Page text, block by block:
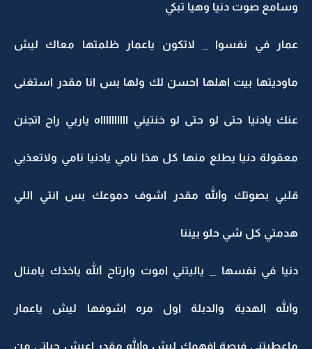
صوت دنيا وهيا تبكي
في نفسوا _ لاتكون ياعمار ظلمتها معاك ليش
بيت اهلها احسن لك ولها بس انا مقدر استغنى
يادنيا حتى لو حتى لو خنتيني ااااااااااه ياربي راح اتجنن
دنيا يطلع منها كل هذا نامي يادنيا نامي ولاتعذبي
بصوتك والله مقدر اشوف دموعك بس انتي اللي
كل شي حلو بيننا
في نفسها _ ياليتني اموت وارتاح الله ياخذك يامنال
الهدية والدبلة اول مره اشوفها ليش ياعمار
فرصة افهمك ليش والله مقدر اعيش حياتي من